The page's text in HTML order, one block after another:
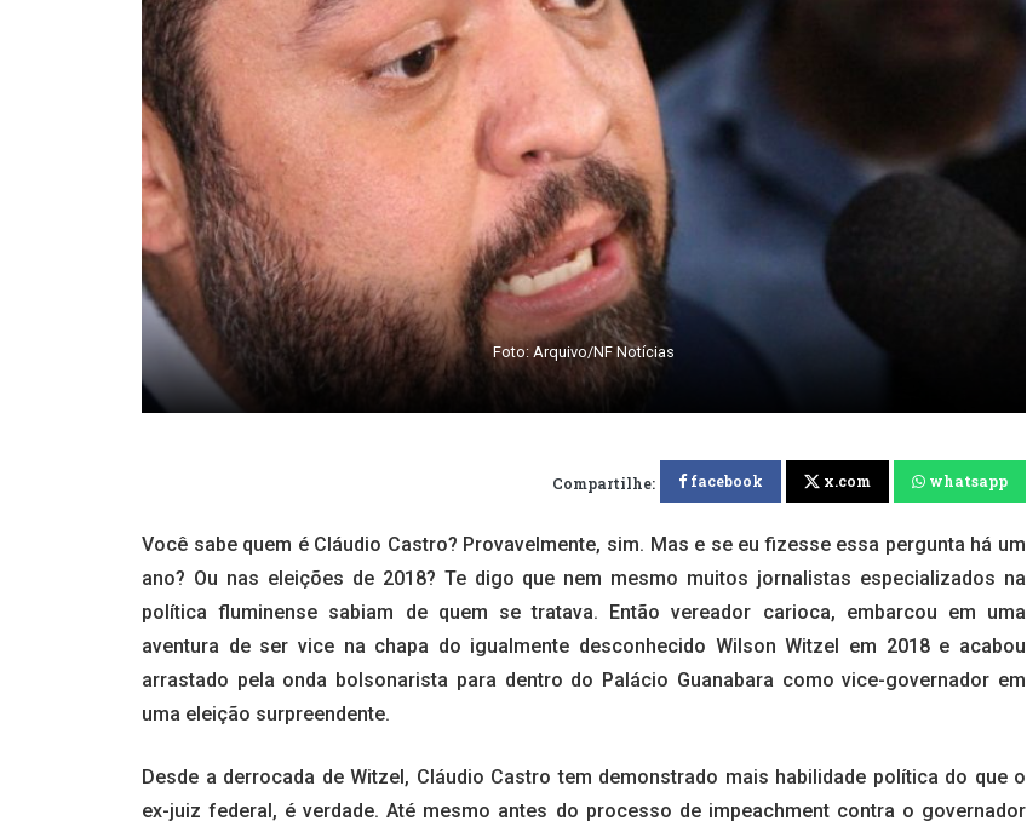
Foto: Arquivo/NF Notícias
Compartilhe: facebook x.com whatsapp
Você sabe quem é Cláudio Castro? Provavelmente, sim. Mas e se eu fizesse essa pergunta há um
ano? Ou nas eleições de 2018? Te digo que nem mesmo muitos jornalistas especializados na
política fluminense sabiam de quem se tratava. Então vereador carioca, embarcou em uma
aventura de ser vice na chapa do igualmente desconhecido Wilson Witzel em 2018 e acabou
arrastado pela onda bolsonarista para dentro do Palácio Guanabara como vice-governador em
uma eleição surpreendente.
Desde a derrocada de Witzel, Cláudio Castro tem demonstrado mais habilidade política do que o
ex-juiz federal, é verdade. Até mesmo antes do processo de impeachment contra o governador